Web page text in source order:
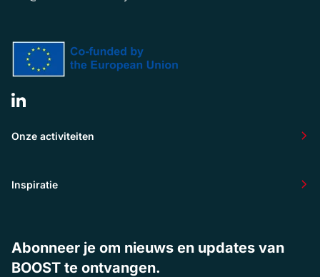
Onze activiteiten
Inspiratie
Abonneer je om nieuws en updates van
BOOST te ontvangen.